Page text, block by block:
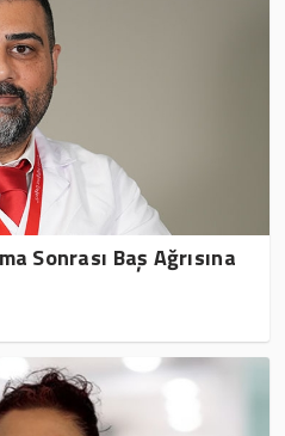
Sonrası Baş Ağrısına